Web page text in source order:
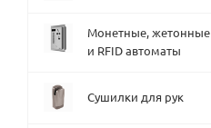
Монетные, жетонные
и RFID автоматы
Сушилки для рук